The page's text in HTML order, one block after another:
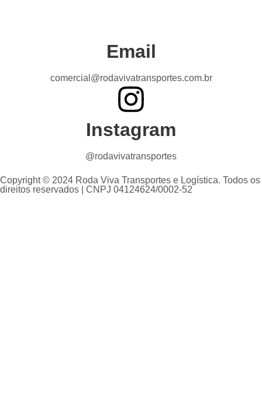
Email
comercial@rodavivatransportes.com.br
Instagram
@rodavivatransportes
Copyright © 2024 Roda Viva Transportes e Logística. Todos os
direitos reservados | CNPJ 04124624/0002-52